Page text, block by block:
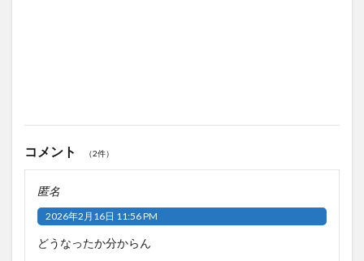
コメント （2件）
匿名
2026年2月16日 11:56 PM
どうなったか分からん